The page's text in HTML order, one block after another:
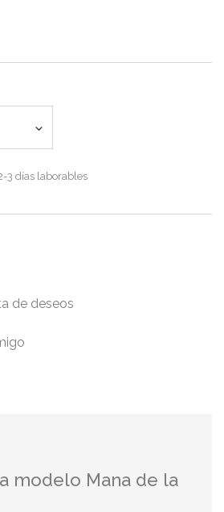
3 días laborables
de deseos
modelo Mana de la